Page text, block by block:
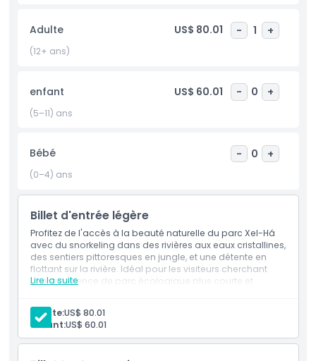
rivière sous le chaud soleil mexicain. Quand vient le
moment de vous relaxer, reposez-vous sur un fauteuil
confortable, balancez-vous dans un hamac ou profitez
délicieux buffet de petit-déjeuner, et si vous arrivez plus
tard, un déjeuner complet et des boissons à volonté vous
attendent. Le Parc Xel Há est la parfaite combinaison entre
Points forts
Inclus
Politique enfant/adulte
Non adapté pour
Adulte US$ 80.01 - 1 +
(12+ ans)
enfant US$ 60.01 - 0 +
(5–11) ans
Bébé - 0 +
(0–4) ans
Billet d'entrée légère
Profitez de l'accès à la beauté naturelle du parc Xel-Há
avec du snorkeling dans des rivières aux eaux cristallines,
des sentiers pittoresques en jungle, et une détente en
flottant sur la rivière. Idéal pour les visiteurs cherchant
une expérience de parc écologique plus courte et
Lire la suite
Inclus
Billet d'entrée
Randonnées en forêt
Petit déjeuner
Adulte:US$ 80.01
enfant:US$ 60.01